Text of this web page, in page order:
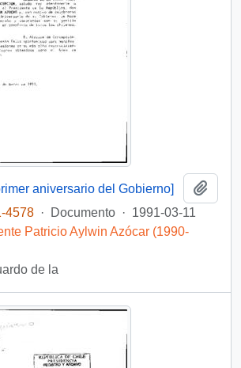
aniversario del Gobierno]
4578 · Documento · 1991-03-11
Patricio Aylwin Azócar (1990-
de la